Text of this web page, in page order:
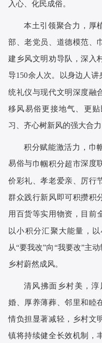
入心、化民成俗。
本土引领聚合力，厚
部、老党员、道德模范、
建乡风文明劝导队，深入
导150余人次。以身边人
统礼仪与现代文明深度融
移风易俗更接地气、更
习、齐心树新风的强大合力
积分赋能激活力，巾
易俗与巾帼积分超市深度
价彩礼、孝老爱亲、厉行
群众践行新风即可积攒积
用百货等实用物资，目前
以小积分汇聚大能量，
从“要我改”向“我要改”主
乡村蔚然成风。
清风拂面乡村美，
婚、厚养薄葬、邻里和睦
情负担显著减轻，乡村文
镇将持续健全长效机制，